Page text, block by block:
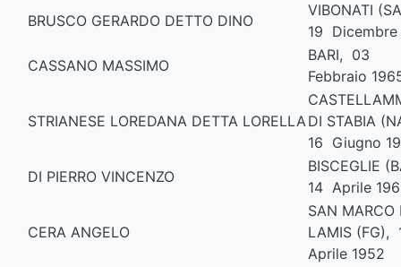
BRUSCO GERARDO DETTO DINO
VIBONATI
19 Dicembre
CASSANO MASSIMO
BARI, 03
Febbraio
STRIANESE LOREDANA DETTA LORELLADI STABIA
16 Giugno
DI PIERRO VINCENZO
BISCEGLIE
14 Aprile
CERA ANGELO
SAN MARCO
LAMIS (FG),
Aprile 1952